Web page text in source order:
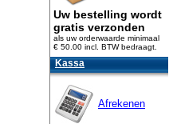
Uw bestelling wordt
gratis verzonden
als uw orderwaarde minimaal
€ 50.00 incl. BTWbedraagt.
Kassa
Afrekenen